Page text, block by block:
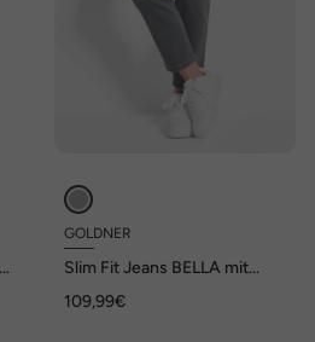
GOLDNER
Slim Fit Jeans BELLA mit
109,99€